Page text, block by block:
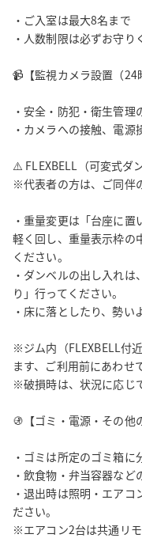
18:00–22:00　¥2,800
22:00–24:00　¥2,600
■ ⏰ 平日120分割｜200円
間です。
※直前割などの自動割引
🛠 衛生・安全管理体制
・定期的な清掃・換気・
・清掃・管理は経験のあ
た衛生管理を徹底
・24時間監視カメラに
・利用者様の安全と快適
👤 運営よりメッセージ
利用いただける環境を整
空間を維持しております
これからも「また利用し
けられるよう、誠実に運
GRIT GYM銀座店｜管理
・ご入室は最大8名まで
・人数制限は必ずお守り
📹【監視カメラ設置（24
・安全・防犯・衛生管理
・カメラへの接触、電源
⚠️ FLEXBELL（可変式ダ
※代表者の方は、ご同伴
・重量変更は「台座に
軽く回し、重量表示枠の
ください。
・ダンベルの出し入れは
り」行ってください。
・床に落としたり、勢い
※ジム内（FLEXBELL付
ます、ご利用前にあわせ
※破損時は、状況に応じ
🚯【ゴミ・電源・その他
・ゴミは所定のゴミ箱に
・飲食物・弁当容器など
・退出時は照明・エアコ
ださい。
※エアコン2台は共通リモ